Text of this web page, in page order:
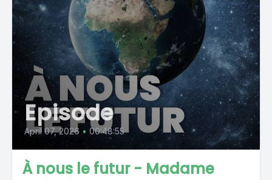
Episode
April 07, 2026 • 00:48:55
À nous le futur - Madame